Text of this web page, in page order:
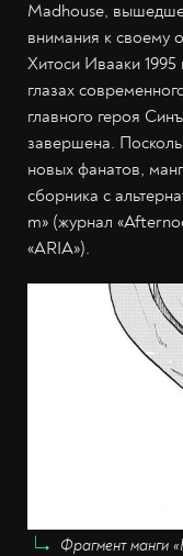
Madhouse,
внимания к своему
Хитоси Ивааки 1995
глазах
главного героя
завершена.
новых фанатов,
сборника с
m» (журнал
«ARIA»).
Фрагмент манги